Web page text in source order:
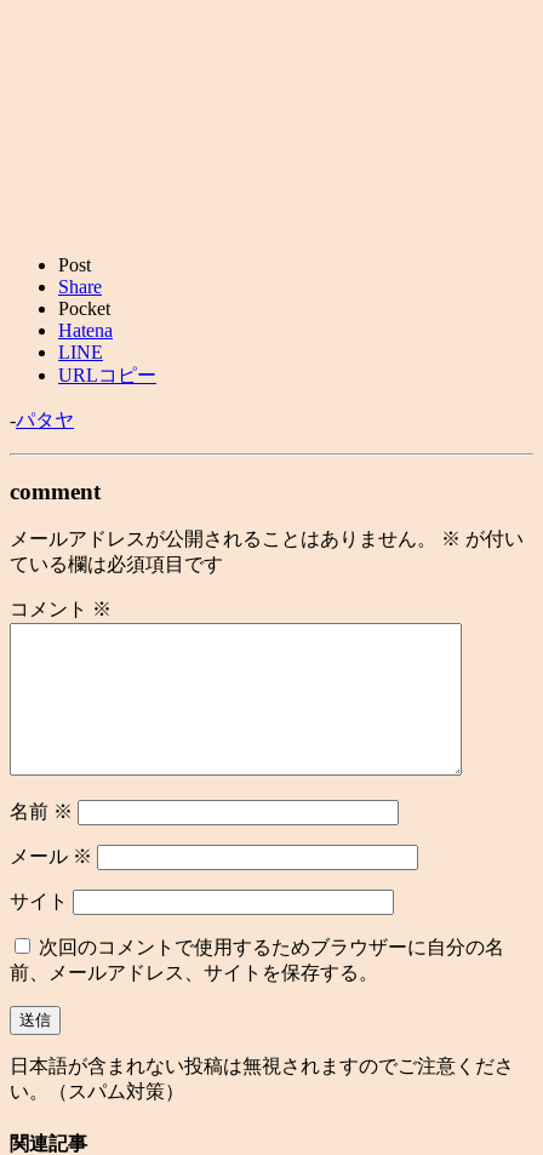
Post
Share
Pocket
Hatena
LINE
URLコピー
-パタヤ
comment
メールアドレスが公開されることはありません。 ※ が付い
ている欄は必須項目です
コメント ※
名前 ※
メール ※
サイト
次回のコメントで使用するためブラウザーに自分の名
前、メールアドレス、サイトを保存する。
日本語が含まれない投稿は無視されますのでご注意くださ
い。（スパム対策）
関連記事